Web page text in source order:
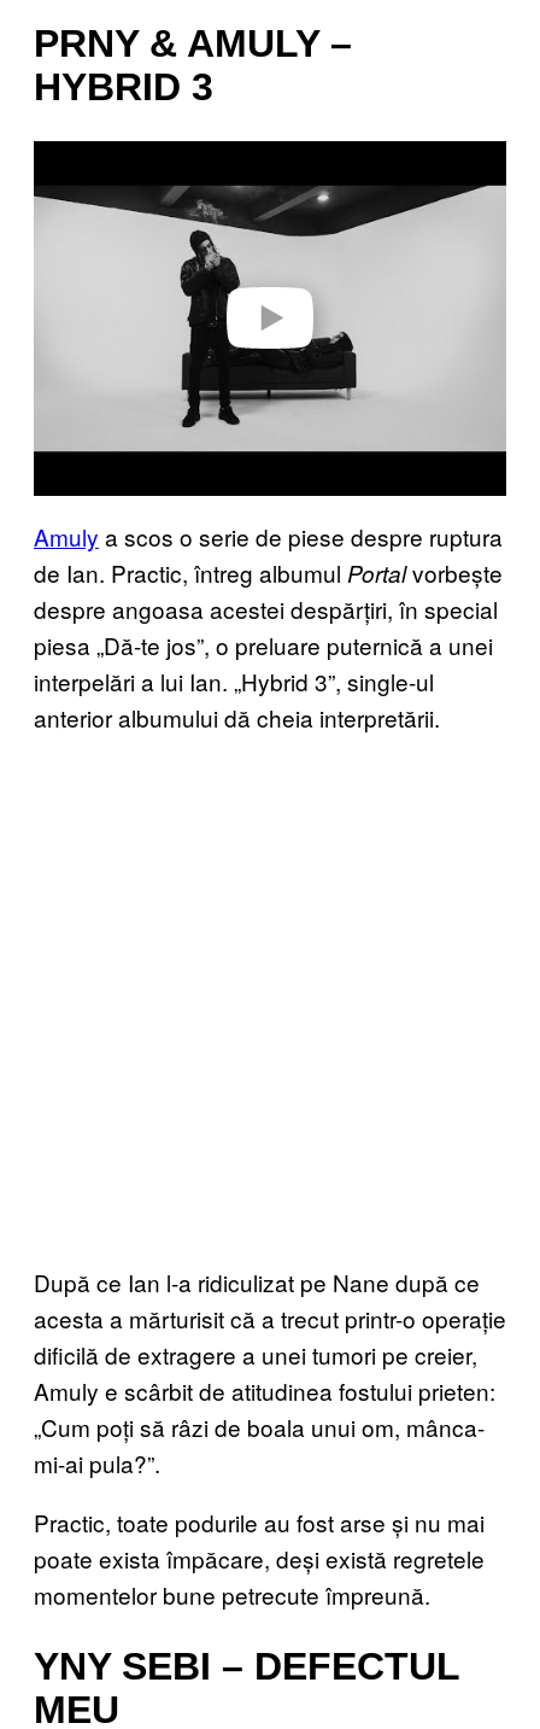
PRNY & AMULY –
HYBRID 3
y
Amuly a scos o serie de piese despre ruptura
de Ian. Practic, întreg albumul Portalvorbește
despre angoasa acestei despărțiri, în special
piesa „Dă-te jos”, o preluare puternică a unei
interpelări a lui Ian. „Hybrid 3”, single-ul
anterior albumului dă cheia interpretării.
După ce Ian l-a ridiculizat pe Nane după ce
acesta a mărturisit că a trecut printr-o operație
dificilă de extragere a unei tumori pe creier,
Amuly e scârbit de atitudinea fostului prieten:
„Cum poți să râzi de boala unui om, mânca-
mi-ai pula?”.
Practic, toate podurile au fost arse și nu mai
poate exista împăcare, deși există regretele
momentelor bune petrecute împreună.
YNY SEBI – DEFECTUL
MEU